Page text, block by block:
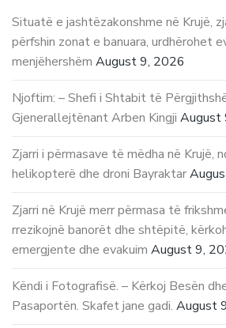
Situatë e jashtëzakonshme në Krujë,
përfshin zonat e banuara, urdhërohet
menjëhershëm August 9, 2026
Njoftim: – Shefi i Shtabit të
Gjenerallejtënant Arben Kingji August
Zjarri i përmasave të mëdha në Krujë,
helikopterë dhe droni Bayraktar
Zjarri në Krujë merr përmasa të
rrezikojnë banorët dhe shtëpitë,
emergjente dhe evakuim August 9,
Këndi i Fotografisë. – Kërkoj Besën
Pasaportën. Skafet jane gadi. August